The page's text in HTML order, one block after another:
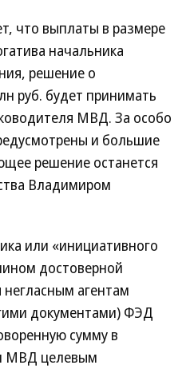
что выплаты в размере
начальника
решение о
руб. будет принимать
МВД. За особо
и большие
решение останется
Владимиром
или «инициативного
достоверной
агентам
документами) ФЭД
сумму в
МВД целевым